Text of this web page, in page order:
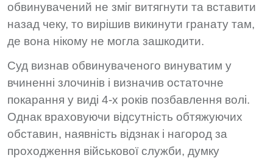
обвинувачений не зміг витягнути та вставити
назад чеку, то вирішив викинути гранату там,
де вона нікому не могла зашкодити.
Суд визнав обвинуваченого винуватим у
вчиненні злочинів і визначив остаточне
покарання у виді 4-х років позбавлення волі.
Однак враховуючи відсутність обтяжуючих
обставин, наявність відзнак і нагород за
проходження військової служби, думку